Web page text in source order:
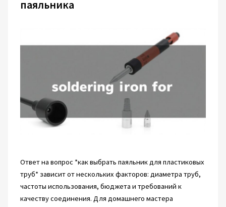
паяльника
Ответ на вопрос *как выбрать паяльник для пластиковых
труб* зависит от нескольких факторов: диаметра труб,
частоты использования, бюджета и требований к
качеству соединения. Для домашнего мастера